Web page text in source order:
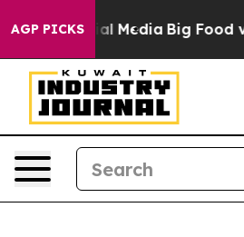
AGP PICKS
Social Media Big Food vs.